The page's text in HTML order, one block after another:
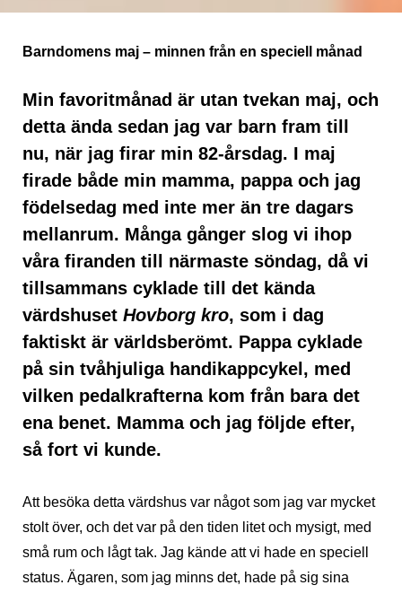
Barndomens maj – minnen från en speciell månad
Min favoritmånad är utan tvekan maj, och
detta ända sedan jag var barn fram till
nu, när jag firar min 82-årsdag. I maj
firade både min mamma, pappa och jag
födelsedag med inte mer än tre dagars
mellanrum. Många gånger slog vi ihop
våra firanden till närmaste söndag, då vi
tillsammans cyklade till det kända
värdshuset Hovborg kro, som i dag
faktiskt är världsberömt. Pappa cyklade
på sin tvåhjuliga handikappcykel, med
vilken pedalkrafterna kom från bara det
ena benet. Mamma och jag följde efter,
så fort vi kunde.
Att besöka detta värdshus var något som jag var mycket
stolt över, och det var på den tiden litet och mysigt, med
små rum och lågt tak. Jag kände att vi hade en speciell
status. Ägaren, som jag minns det, hade på sig sina